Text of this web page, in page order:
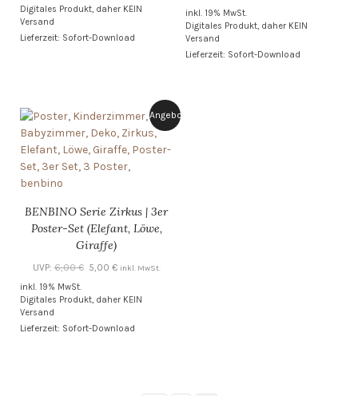
Digitales Produkt, daher KEIN
Versand
Lieferzeit: Sofort-Download
inkl. 19% MwSt.
Digitales Produkt, daher KEIN
Versand
Lieferzeit: Sofort-Download
Angebot!
BENBINO Serie Zirkus | 3er
Poster-Set (Elefant, Löwe,
Giraffe)
UVP: 6,00€ Ursprünglicher
war:
5,00 €Aktueller
ist:
inkl. MwSt.
inkl. 19% MwSt.
Digitales Produkt, daher KEIN
Versand
Lieferzeit: Sofort-Download